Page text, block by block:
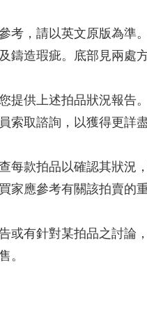
考，請以英文原版為準
鑄造瑕疵。底部見兩處
提供上述拍品狀況報告
索取諮詢，以獲得更詳
每款拍品以確認其狀況
家應參考有關該拍賣的
或有針對某拍品之討論
。